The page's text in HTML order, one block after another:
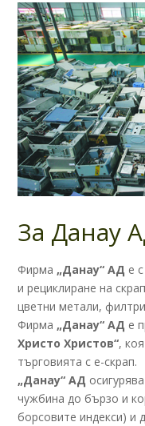
За Данау
Фирма „Данау“ АД е
и рециклиране на
цветни метали,
Фирма „Данау“ АД е
Христо Христов“,
търговията с е-скрап.
„Данау“ АД
чужбина до бързо и
борсовите индекси) и